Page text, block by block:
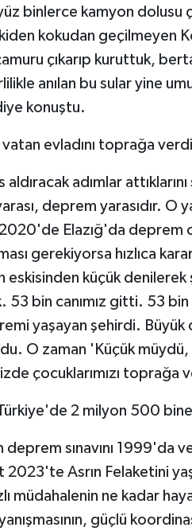
binlerce kamyon dolusu
kokudan geçilmeyen
çıkarıp kuruttuk,
anılan bu sular yine
konuştu.
evladını toprağa
adımlar
deprem yarasıdır. O
Elazığ'da deprem
gerekiyorsa hızlıca
eskisinden küçük
53 bin canımız gitti. 53
yaşayan şehirdi.
O zaman 'Küçük
çocuklarımızı toprağa
2 milyon 500
sınavını 1999'da
2023'te Asrın Felaketini
müdahalenin ne kadar
güçlü